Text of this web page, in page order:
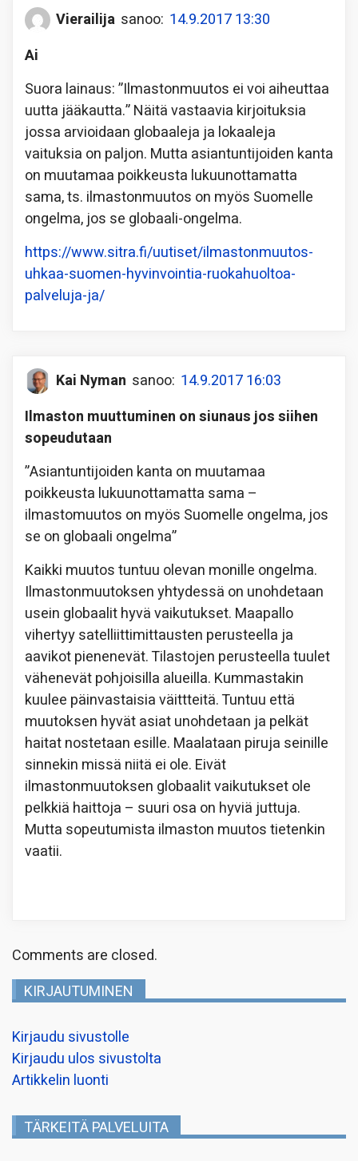
Vierailija sanoo: 14.9.2017 13:30
Ai
Suora lainaus: ”Ilmastonmuutos ei voi aiheuttaa
uutta jääkautta.” Näitä vastaavia kirjoituksia
jossa arvioidaan globaaleja ja lokaaleja
vaituksia on paljon. Mutta asiantuntijoiden kanta
on muutamaa poikkeusta lukuunottamatta
sama, ts. ilmastonmuutos on myös Suomelle
ongelma, jos se globaali-ongelma.
https://www.sitra.fi/uutiset/ilmastonmuutos-
uhkaa-suomen-hyvinvointia-ruokahuoltoa-
palveluja-ja/
Kai Nyman sanoo: 14.9.2017 16:03
Ilmaston muuttuminen on siunaus jos siihen
sopeudutaan
”Asiantuntijoiden kanta on muutamaa
poikkeusta lukuunottamatta sama –
ilmastomuutos on myös Suomelle ongelma, jos
se on globaali ongelma”
Kaikki muutos tuntuu olevan monille ongelma.
Ilmastonmuutoksen yhtydessä on unohdetaan
usein globaalit hyvä vaikutukset. Maapallo
vihertyy satelliittimittausten perusteella ja
aavikot pienenevät. Tilastojen perusteella tuulet
vähenevät pohjoisilla alueilla. Kummastakin
kuulee päinvastaisia väittteitä. Tuntuu että
muutoksen hyvät asiat unohdetaan ja pelkät
haitat nostetaan esille. Maalataan piruja seinille
sinnekin missä niitä ei ole. Eivät
ilmastonmuutoksen globaalit vaikutukset ole
pelkkiä haittoja – suuri osa on hyviä juttuja.
Mutta sopeutumista ilmaston muutos tietenkin
vaatii.
Comments are closed.
KIRJAUTUMINEN
Kirjaudu sivustolle
Kirjaudu ulos sivustolta
Artikkelin luonti
TÄRKEITÄ PALVELUITA